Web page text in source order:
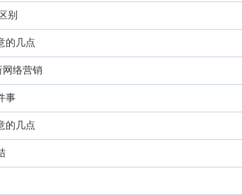
别
的几点
网络营销
事
的几点